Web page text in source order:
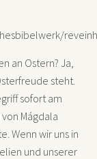
an Ostern? Ja,
steht.
sofort am
Mágdala
Wenn wir uns in
und unserer